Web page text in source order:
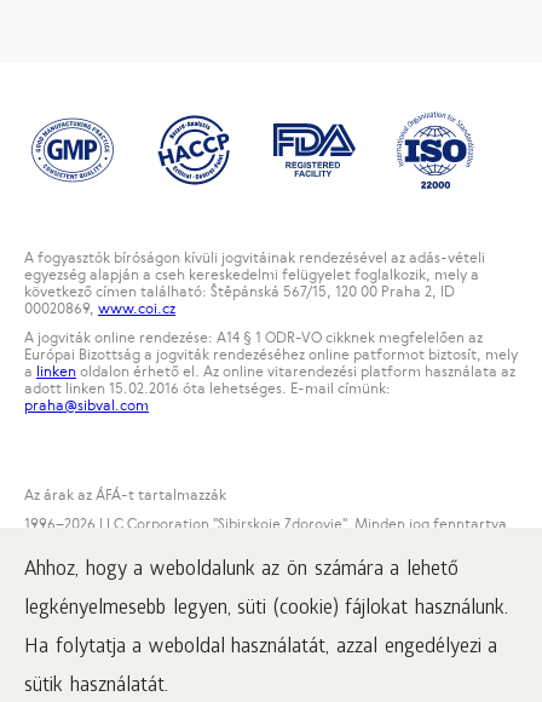
Ahhoz, hogy a weboldalunk az ön számára a lehető
legkényelmesebb legyen, süti (cookie) fájlokat használunk.
Ha folytatja a weboldal használatát, azzal engedélyezi a
sütik használatát.
A fogyasztók bíróságon kívüli jogvitáinak rendezésével az adás-vételi
egyezség alapján a cseh kereskedelmi felügyelet foglalkozik, mely a
következő címen található: Štěpánská 567/15, 120 00 Praha 2, ID
00020869, www.coi.cz
A jogviták online rendezése: A14 § 1 ODR-VO cikknek megfelelően az
Európai Bizottság a jogviták rendezéséhez online patformot biztosít, mely
a linkenoldalon érhető el. Az online vitarendezési platform használata az
adott linken 15.02.2016 óta lehetséges. E-mail címünk:
praha@sibval.com
Az árak az ÁFÁ-t tartalmazzák
1996–2026 LLC Corporation "Sibirskoje Zdorovje". Minden jog fenntartva.
kihelyezése a www.siberianwellness.com oldalon.
A panaszügyintézés rendje
Vásárlás feltételei